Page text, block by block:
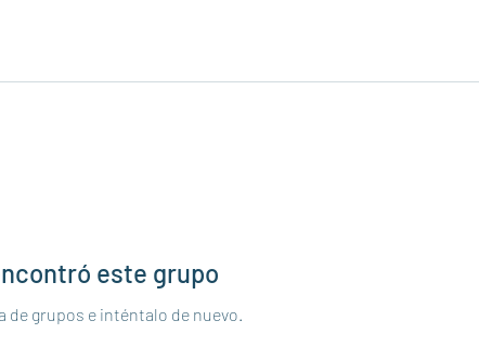
este grupo
de grupos e inténtalo de nuevo.